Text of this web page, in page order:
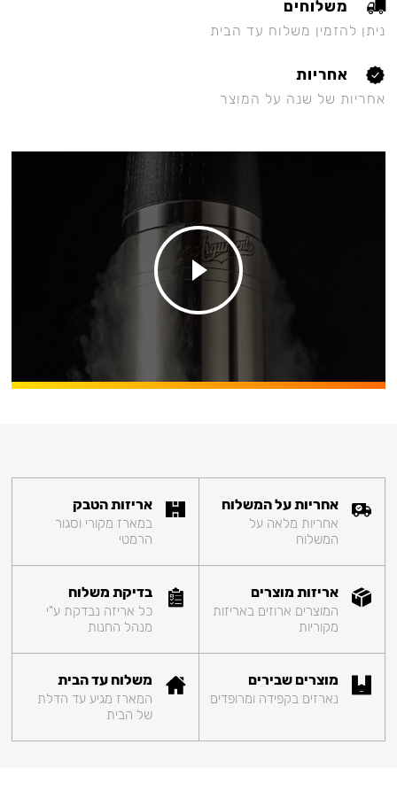
משלוחים
ניתן להזמין משלוח עד הבית
אחריות
אחריות של שנה על המוצר
אחריות על המשלוח
אחריות מלאה על
המשלוח
אריזות הטבק
במארז מקורי וסגור
הרמטי
אריזות מוצרים
המוצרים ארוזים באריזות
מקוריות
בדיקת משלוח
כל אריזה נבדקת ע"י
מנהל החנות
מוצרים שבירים
נארזים בקפידה ומרופדים
משלוח עד הבית
המארז מגיע עד הדלת
של הבית